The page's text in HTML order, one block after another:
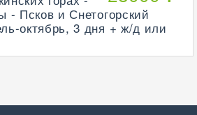
- Псков и Снетогорский
октябрь, 3 дня + ж/д или